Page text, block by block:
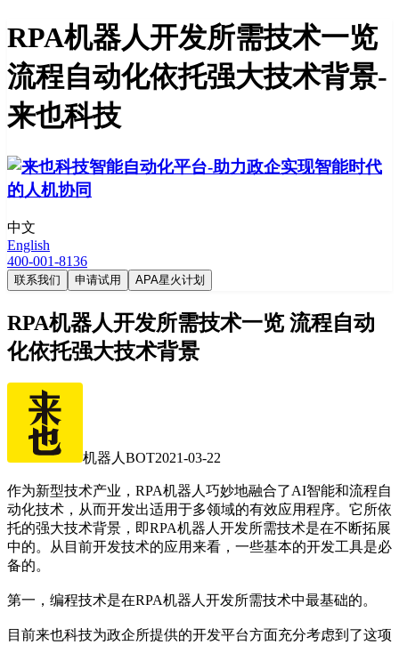
RPA机器人开发所需技术一览
流程自动化依托强大技术背景-
来也科技
中文
English
400-001-8136
联系我们 申请试用 APA星火计划
RPA机器人开发所需技术一览 流程自动
化依托强大技术背景
机器人BOT2021-03-22
作为新型技术产业，RPA机器人巧妙地融合了AI智能和流程自
动化技术，从而开发出适用于多领域的有效应用程序。它所依
托的强大技术背景，即RPA机器人开发所需技术是在不断拓展
中的。从目前开发技术的应用来看，一些基本的开发工具是必
备的。
第一，编程技术是在RPA机器人开发所需技术中最基础的。
目前来也科技为政企所提供的开发平台方面充分考虑到了这项